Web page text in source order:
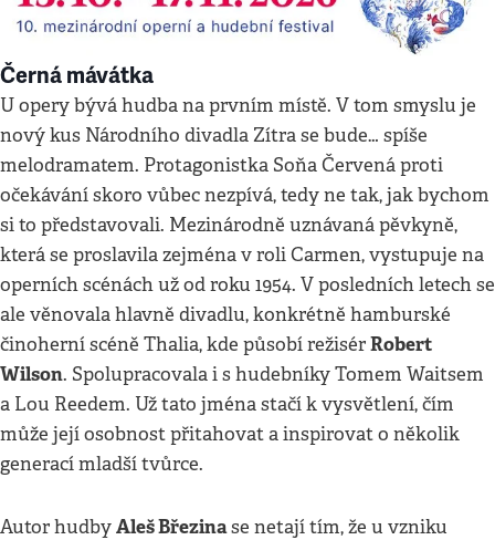
Černá mávátka
U opery bývá hudba na prvním místě. V tom smyslu je
nový kus Národního divadla Zítra se bude… spíše
melodramatem. Protagonistka Soňa Červená proti
očekávání skoro vůbec nezpívá, tedy ne tak, jak bychom
si to představovali. Mezinárodně uznávaná pěvkyně,
která se proslavila zejména v roli Carmen, vystupuje na
operních scénách už od roku 1954. V posledních letech se
ale věnovala hlavně divadlu, konkrétně hamburské
činoherní scéně Thalia, kde působí režisérRobert
Wilson. Spolupracovala i s hudebníky Tomem Waitsem
a Lou Reedem. Už tato jména stačí k vysvětlení, čím
může její osobnost přitahovat a inspirovat o několik
generací mladší tvůrce.
Autor hudbyAleš Březinase netají tím, že u vzniku